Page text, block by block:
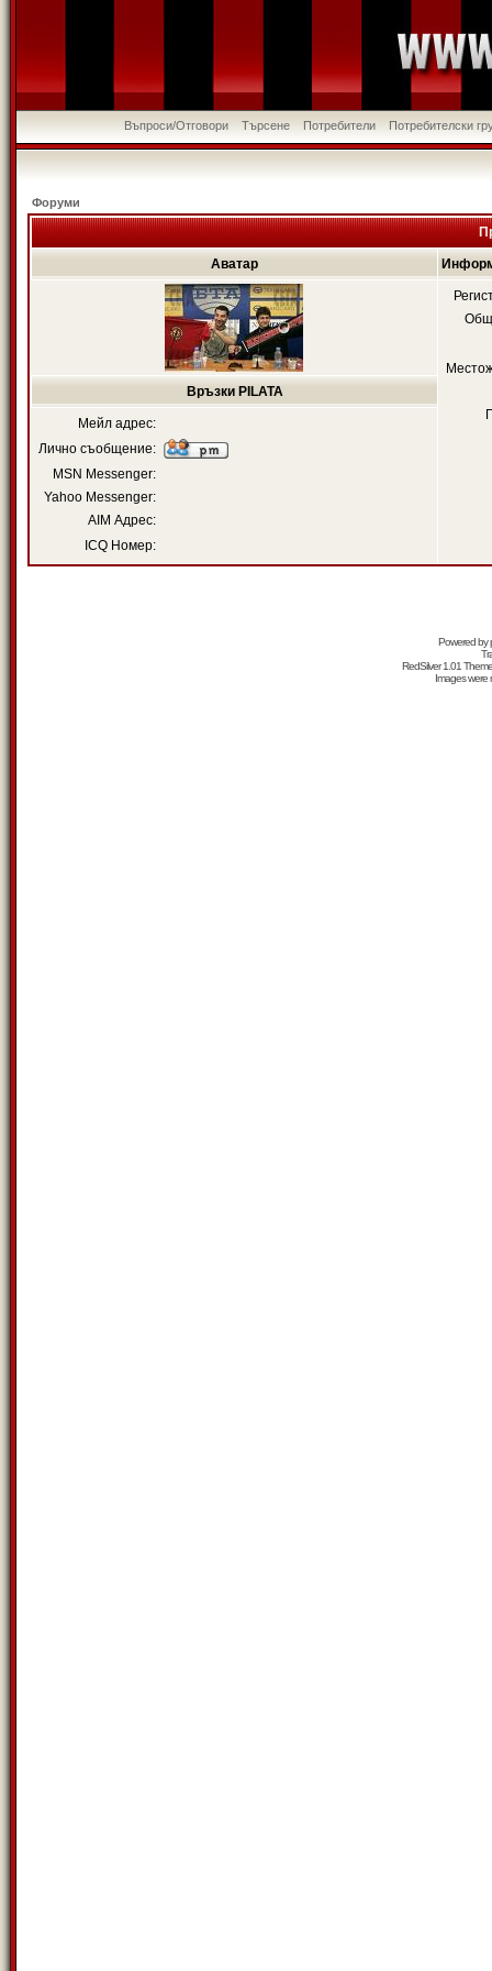
Въпроси/Отговори Търсене Потребители Потребителски
Форуми
Аватар
Връзки PILATA
Мейл адрес:
Лично съобщение:
MSN Messenger:
Yahoo Messenger:
AIM Адрес:
ICQ Номер:
Powered by
RedSilver 1.01
Images were